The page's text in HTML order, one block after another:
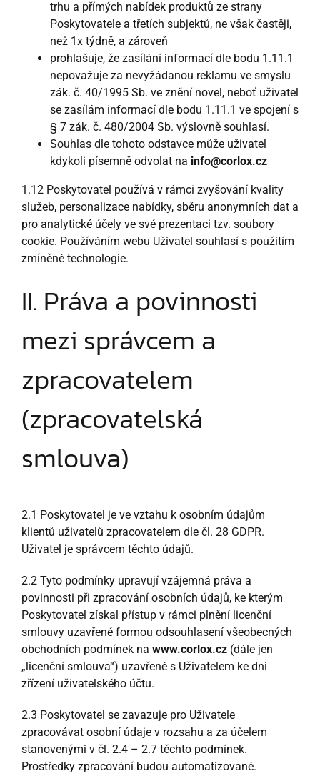
trhu a přímých nabídek produktů ze strany
Poskytovatele a třetích subjektů, ne však častěji,
než 1x týdně, a zároveň
prohlašuje, že zasílání informací dle bodu 1.11.1
nepovažuje za nevyžádanou reklamu ve smyslu
zák. č. 40/1995 Sb. ve znění novel, neboť uživatel
se zasílám informací dle bodu 1.11.1 ve spojení s
§ 7 zák. č. 480/2004 Sb. výslovně souhlasí.
Souhlas dle tohoto odstavce může uživatel
kdykoli písemně odvolat na info@corlox.cz
1.12 Poskytovatel používá v rámci zvyšování kvality
služeb, personalizace nabídky, sběru anonymních dat a
pro analytické účely ve své prezentaci tzv. soubory
cookie. Používáním webu Uživatel souhlasí s použitím
zmíněné technologie.
II. Práva a povinnosti
mezi správcem a
zpracovatelem
(zpracovatelská
smlouva)
2.1 Poskytovatel je ve vztahu k osobním údajům
klientů uživatelů zpracovatelem dle čl. 28 GDPR.
Uživatel je správcem těchto údajů.
2.2 Tyto podmínky upravují vzájemná práva a
povinnosti při zpracování osobních údajů, ke kterým
Poskytovatel získal přístup v rámci plnění licenční
smlouvy uzavřené formou odsouhlasení všeobecných
obchodních podmínek na www.corlox.cz (dále jen
„licenční smlouva“) uzavřené s Uživatelem ke dni
zřízení uživatelského účtu.
2.3 Poskytovatel se zavazuje pro Uživatele
zpracovávat osobní údaje v rozsahu a za účelem
stanovenými v čl. 2.4 – 2.7 těchto podmínek.
Prostředky zpracování budou automatizované.